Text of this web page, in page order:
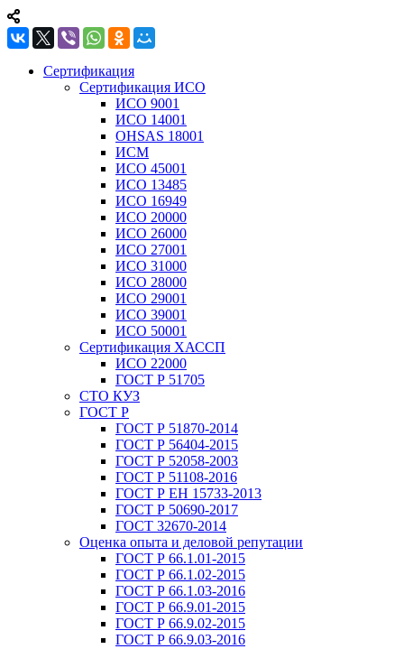
Сертификация
Сертификация ИСО
ИСО 9001
ИСО 14001
OHSAS 18001
ИСМ
ИСО 45001
ИСО 13485
ИСО 16949
ИСО 20000
ИСО 26000
ИСО 27001
ИСО 31000
ИСО 28000
ИСО 29001
ИСО 39001
ИСО 50001
Сертификация ХАССП
ИСО 22000
ГОСТ Р 51705
СТО КУЗ
ГОСТ Р
ГОСТ Р 51870-2014
ГОСТ Р 56404-2015
ГОСТ Р 52058-2003
ГОСТ Р 51108-2016
ГОСТ Р ЕН 15733-2013
ГОСТ Р 50690-2017
ГОСТ 32670-2014
Оценка опыта и деловой репутации
ГОСТ Р 66.1.01-2015
ГОСТ Р 66.1.02-2015
ГОСТ Р 66.1.03-2016
ГОСТ Р 66.9.01-2015
ГОСТ Р 66.9.02-2015
ГОСТ Р 66.9.03-2016